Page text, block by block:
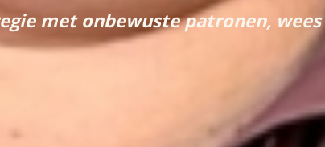
met onbewuste patronen,